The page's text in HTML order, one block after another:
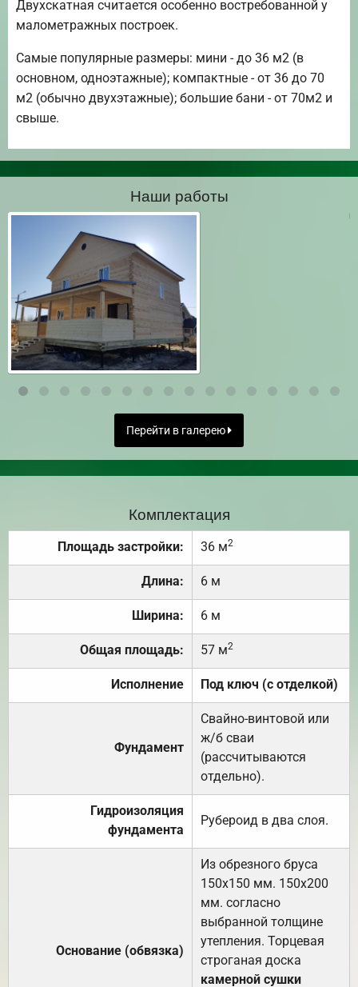
Двухскатная считается особенно востребованной у
малометражных построек.
Самые популярные размеры: мини - до 36 м2 (в
основном, одноэтажные); компактные - от 36 до 70
м2 (обычно двухэтажные); большие бани - от 70м2 и
свыше.
Наши работы
Перейти в галерею
Комплектация
Площадь застройки: 36 м2
Длина: 6 м
Ширина: 6 м
Общая площадь: 57 м2
Исполнение Под ключ (с отделкой)
Фундамент
Свайно-винтовой или
ж/б сваи
(рассчитываются
отдельно).
Гидроизоляция
фундамента
Рубероид в два слоя.
Основание (обвязка)
Из обрезного бруса
150х150 мм. 150х200
мм. согласно
выбранной толщине
утепления. Торцевая
строганая доска
камерной сушки